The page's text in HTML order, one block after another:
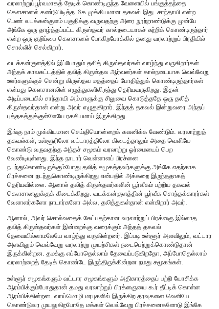
வரலாற்றுப்பூர்வமாகத் தேடிக் கொண்டிருந்த வேளையில் பங்குத்தந்தை
கௌசானல் கண்டுபிடித்த மிக முக்கியமான தகவல் இது. சாந்தாயி என்ற
பெண் வடக்கன்குளம் பகுதிக்கு வருவதற்கு அரை நூற்றாண்டுக்கு முன்பே
அங்கே ஒரு தாழ்த்தப்பட்ட கிருஸ்தவர் கால்நடையாகச் சுற்றிக் கொண்டிருந்தார்
என்ற ஒரு குறிப்பை கௌசானல் போகிறபோக்கில் தனது வரலாற்றுப் பிரதியில்
சொல்லிச் செல்கிறார்.
வடக்கன்குளத்தில் இப்போதும் தலித் கிருஸ்தவர்கள் வாழ்ந்து வருகிறார்கள்.
அந்தக் காலகட்டத்தில் தலித் கிருஸ்தவ ஆர்வலர்கள் கால்நடையாக வெவ்வேறு
ஊர்களுக்குச் சென்று கிருஸ்தவ மதத்தைப் போதித்துக் கொண்டிருந்தார்கள்
என்பது கௌசானலின் எழுத்துகளிலிருந்து தெரியவருகிறது. இதன்
அடிப்படையில் சாந்தாயி அம்மாளுக்கு சிலுவை கொடுத்ததே ஒரு தலித்
கிருஸ்தவர்தான் என்று அவர் எழுதுகிறார். இந்தத் தகவல் இன்றுவரை அந்தப்
புத்தகத்துக்குள்ளேயே ரகசியமாய் இருக்கிறது.
இங்கு நாம் முக்கியமான செய்தியொன்றைக் கவனிக்க வேண்டும். வரலாற்றுத்
தகவல்கள், உள்ளூரிலோ வட்டாரத்திலோ கிடைத்தாலும் அதை வெளியே
கொண்டு வருவதற்கு அந்தச் சமூகம் வரலாற்று ஓர்மையைப் பெற
வேண்டியுள்ளது. இந்த நாடார் வெள்ளாளப் பிரச்னை
நடந்துகொண்டிருக்கும்போது தலித் சமூகத்தவர்களுக்கு அங்கே எதற்காக
பிரச்சனை நடந்துகொண்டிருக்கிறது என்பதில் அக்கறை இருந்ததாகத்
தெரியவில்லை. ஆனால் தலித் கிருஸ்தவர்களின் பூர்வீகம் பற்றிய தகவல்
கௌசானலுக்குக் கிடைக்கிறது. வடக்கன்குளத்தின் பூர்வீக சொந்தக்காரர்கள்
வேளாளர்களோ நாடார்களோ அல்ல, தலித்துகள்தான் என்கிறார் அவர்.
ஆனால், அவர் சொல்வதைக் கேட்பதற்கான வரலாற்றுப் பிரக்ஞை இல்லாத
தலித் கிருஸ்தவர்கள் இன்றைக்கு வரைக்கும் அந்தத் தகவல்
தேவையில்லாமலேயே வாழ்ந்து வருகின்றனர். இப்படி உள்ளூர் அளவிலும், வட்டார
அளவிலும் வெவ்வேறு வரலாற்று முயற்சிகள் நடைபெற்றுக்கொண்டுதான்
இருக்கின்றன. தமக்கு எப்போதெல்லாம் தேவைப்படுகிறதோ, அப்போதெல்லாம்
வரலாற்றைத் தேடிக் கொண்டே இருந்திருக்கின்றன நமது சமூகங்கள்.
உள்ளூர் சமூகங்களும் வட்டார சமூகங்களும் அதிகாரத்தைப் பற்றி யோசிக்க
ஆரம்பிக்கும்போதுதான் தமது வரலாற்றுப் பிரக்ஞையை கூர் தீட்டிக் கொள்ள
ஆரம்பிக்கின்றன. வாய்மொழி மரபுகளில் இருக்கிற தரவுகளை வெளியே
கொண்டுவர முயலுகிறபோதே மக்கள் வெவ்வேறு பிரச்சனைகளோடு இங்கே